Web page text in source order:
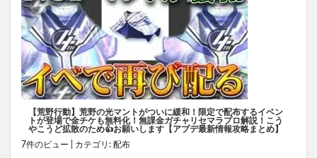
【荒野行動】荒野の光マントがついに緩和！限定で配布するイベン
トが登場で金チケも無料化！無課金ガチャリセマラプロ解説！こう
やこうど拡散のため👍お願いします【アプデ最新情報攻略まとめ】
7件のビュー
カテゴリ: 配布